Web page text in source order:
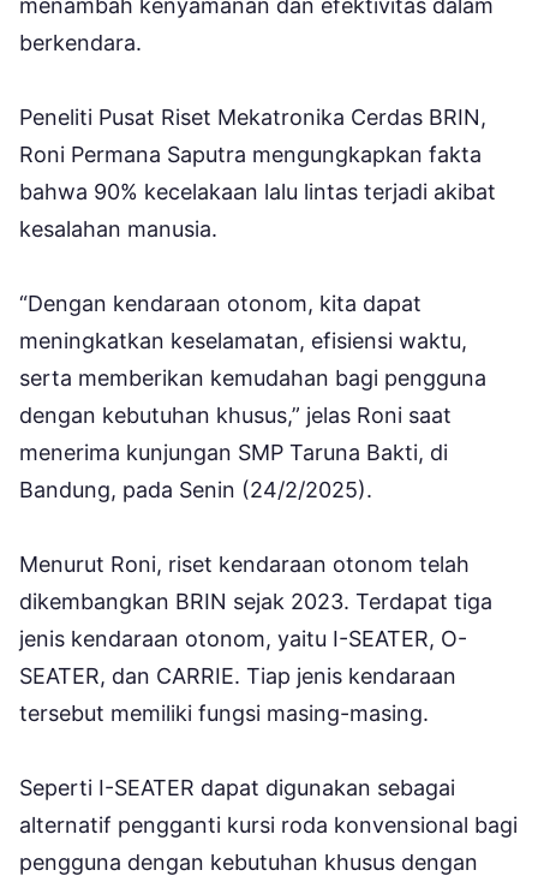
berkendara.
Peneliti Pusat Riset Mekatronika Cerdas BRIN,
Roni Permana Saputra mengungkapkan fakta
bahwa 90% kecelakaan lalu lintas terjadi akibat
kesalahan manusia.
“Dengan kendaraan otonom, kita dapat
meningkatkan keselamatan, efisiensi waktu,
serta memberikan kemudahan bagi pengguna
dengan kebutuhan khusus,” jelas Roni saat
menerima kunjungan SMP Taruna Bakti, di
Bandung, pada Senin (24/2/2025).
Menurut Roni, riset kendaraan otonom telah
dikembangkan BRIN sejak 2023. Terdapat tiga
jenis kendaraan otonom, yaitu I-SEATER, O-
SEATER, dan CARRIE. Tiap jenis kendaraan
tersebut memiliki fungsi masing-masing.
Seperti I-SEATER dapat digunakan sebagai
alternatif pengganti kursi roda konvensional bagi
pengguna dengan kebutuhan khusus dengan